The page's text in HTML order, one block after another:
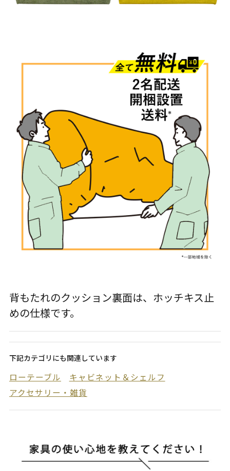
背もたれのクッション裏面は、ホッチキス止
めの仕様です。
下記カテゴリにも関連しています
ローテーブル
キャビネット＆シェルフ
アクセサリー・雑貨